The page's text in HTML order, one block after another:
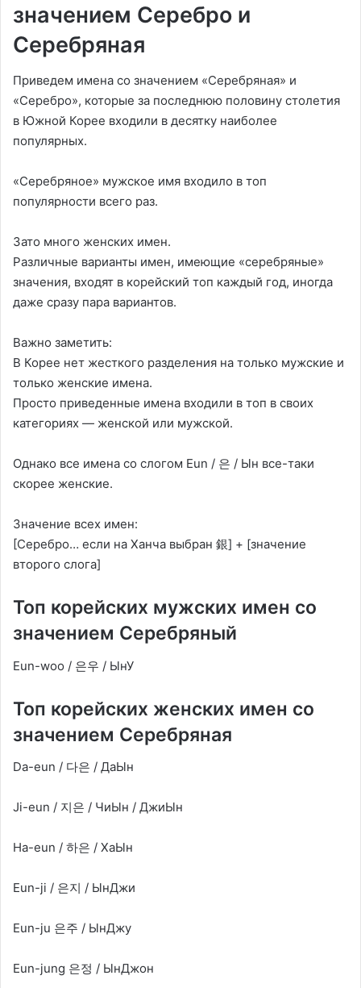
значением Серебро и
Серебряная
Приведем имена со значением «Серебряная» и
«Серебро», которые за последнюю половину столетия
в Южной Корее входили в десятку наиболее
популярных.
«Серебряное» мужское имя входило в топ
популярности всего раз.
Зато много женских имен.
Различные варианты имен, имеющие «серебряные»
значения, входят в корейский топ каждый год, иногда
даже сразу пара вариантов.
Важно заметить:
В Корее нет жесткого разделения на только мужские и
только женские имена.
Просто приведенные имена входили в топ в своих
категориях — женской или мужской.
Однако все имена со слогом Eun / 은 / Ын все-таки
скорее женские.
Значение всех имен:
[Серебро… если на Ханча выбран 銀] + [значение
второго слога]
Топ корейских мужских имен со
значением Серебряный
Eun-woo / 은우 / ЫнУ
Топ корейских женских имен со
значением Серебряная
Da-eun / 다은 / ДаЫн
Ji-eun / 지은 / ЧиЫн / ДжиЫн
Ha-eun / 하은 / ХаЫн
Eun-ji / 은지 / ЫнДжи
Eun-ju 은주 / ЫнДжу
Eun-jung 은정 / ЫнДжон